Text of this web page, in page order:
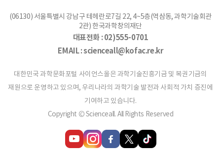
(06130) 서울특별시 강남구 테헤란로7길 22, 4~5층(역삼동, 과학기술회관
2관) 한국과학창의재단
대표전화 : 02)555-0701
EMAIL :scienceall@kofac.re.kr
대한민국 과학문화포털 사이언스올은 과학기술진흥기금 및 복권기금의
재원으로 운영하고 있으며, 우리나라의 과학기술 발전과 사회적 가치 증진에
기여하고 있습니다.
Copyright © Scienceall. All Rights Reserved